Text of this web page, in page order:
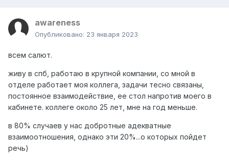
awareness
Опубликовано: 23 января 2023
всем салют.
живу в спб, работаю в крупной компании, со мной в
отделе работает моя коллега, задачи тесно связаны,
постоянное взаимодействие, ее стол напротив моего в
кабинете. коллеге около 25 лет, мне на год меньше.
в 80% случаев у нас добротные адекватные
взаимоотношения, однако эти 20%...о которых пойдет
речь)